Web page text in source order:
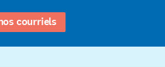
courriels